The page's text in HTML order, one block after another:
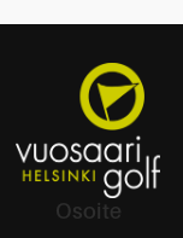
Osoite